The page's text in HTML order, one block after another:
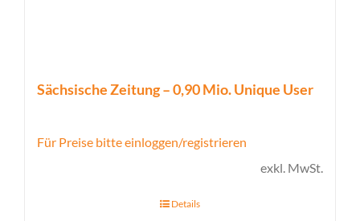
Sächsische Zeitung – 0,90 Mio. Unique User
Für Preise bitte einloggen/registrieren
exkl. MwSt.
Details